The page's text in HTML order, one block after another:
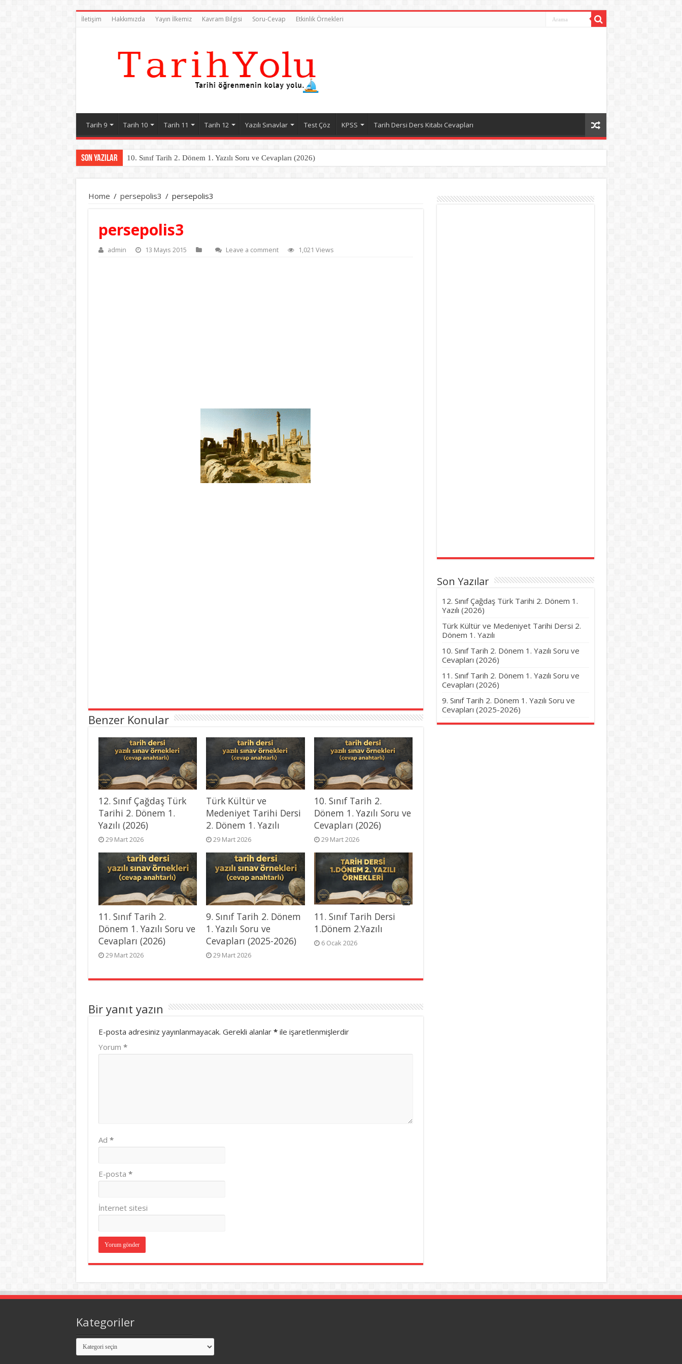
İletişim Hakkımızda Yayın İlkemiz Kavram Bilgisi Soru-Cevap Etkinlik Örnekleri
Tarih 9 Tarih 10 Tarih 11 Tarih 12 Yazılı Sınavlar Test Çöz KPSS Tarih Dersi Ders Kitabı Cevapları
Son Yazılar 10. Sınıf Tarih 2. Dönem 1. Yazılı Soru ve Cevapları (2026)
Home / persepolis3 / persepolis3
persepolis3
admin 13 Mayıs 2015 Leave a comment 1,021 Views
Benzer Konular
12. Sınıf Çağdaş Türk
Tarihi 2. Dönem 1.
Yazılı (2026)
29 Mart 2026
Türk Kültür ve
Medeniyet Tarihi Dersi
2. Dönem 1. Yazılı
29 Mart 2026
10. Sınıf Tarih 2.
Dönem 1. Yazılı Soru ve
Cevapları (2026)
29 Mart 2026
11. Sınıf Tarih 2.
Dönem 1. Yazılı Soru ve
Cevapları (2026)
29 Mart 2026
9. Sınıf Tarih 2. Dönem
1. Yazılı Soru ve
Cevapları (2025-2026)
29 Mart 2026
11. Sınıf Tarih Dersi
1.Dönem 2.Yazılı
6 Ocak 2026
Bir yanıt yazın
E-posta adresiniz yayınlanmayacak. Gerekli alanlar *ile işaretlenmişlerdir
Yorum *
Ad *
E-posta *
İnternet sitesi
Son Yazılar
12. Sınıf Çağdaş Türk Tarihi 2. Dönem 1.
Yazılı (2026)
Türk Kültür ve Medeniyet Tarihi Dersi 2.
Dönem 1. Yazılı
10. Sınıf Tarih 2. Dönem 1. Yazılı Soru ve
Cevapları (2026)
11. Sınıf Tarih 2. Dönem 1. Yazılı Soru ve
Cevapları (2026)
9. Sınıf Tarih 2. Dönem 1. Yazılı Soru ve
Cevapları (2025-2026)
Kategoriler
Kategoriler